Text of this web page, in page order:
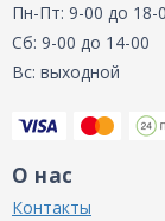
Пн-Пт: 9-00 до 18-
Сб: 9-00 до 14-00
Вс: выходной
О нас
Контакты